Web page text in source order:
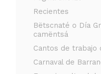
Recientes
Bëtscnaté o Día
camëntsá
Cantos de trabajo
Carnaval de